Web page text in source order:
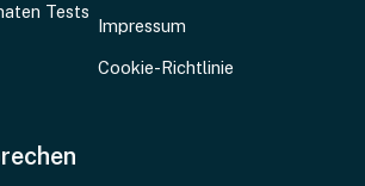
Tabletten ist denkbar einfach und
Formulierung der Tabletten löst selbst
Tests
Impressum
Cookie-Richtlinie